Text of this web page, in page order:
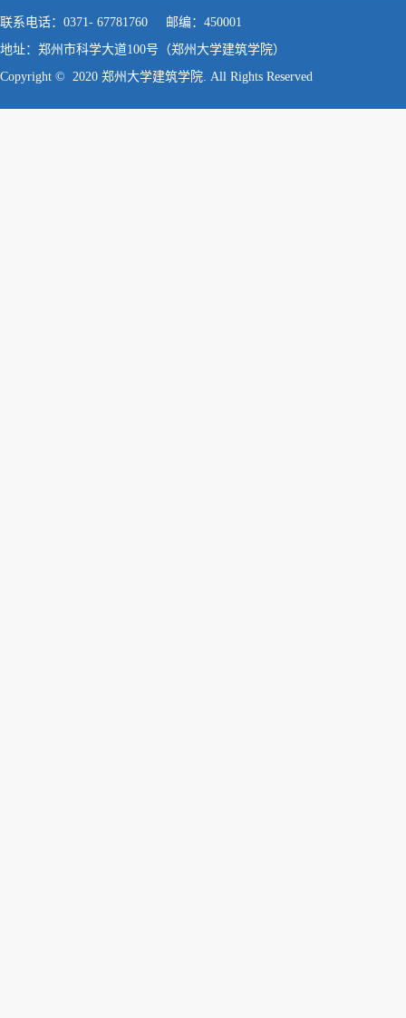
联系电话：0371- 67781760 邮编：450001
地址：郑州市科学大道100号（郑州大学建筑学院）
Copyright © 2020 郑州大学建筑学院. All Rights Reserved